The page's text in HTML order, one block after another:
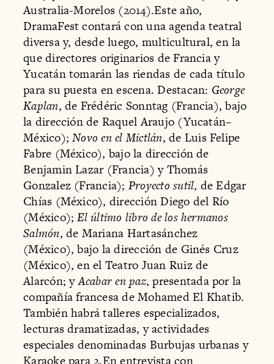
Australia-Morelos (2014).Este año,
DramaFest contará con una agenda teatral
diversa y, desde luego, multicultural, en la
que directores originarios de Francia y
Yucatán tomarán las riendas de cada título
para su puesta en escena. Destacan: George
Kaplan, de Frédéric Sonntag (Francia), bajo
la dirección de Raquel Araujo (Yucatán–
México);Novo en el Mictlán, de Luis Felipe
Fabre (México), bajo la dirección de
Benjamin Lazar (Francia) y Thomás
Gonzalez (Francia); Proyecto sutil, de Edgar
Chías (México), dirección Diego del Río
(México);El último libro de los hermanos
Salmón, de Mariana Hartasánchez
(México), bajo la dirección de Ginés Cruz
(México), en el Teatro Juan Ruiz de
Alarcón; yAcabar en paz, presentada por la
compañía francesa de Mohamed El Khatib.
También habrá talleres especializados,
lecturas dramatizadas, y actividades
especiales denominadas Burbujas urbanas y
Karaoke para 2.En entrevista con